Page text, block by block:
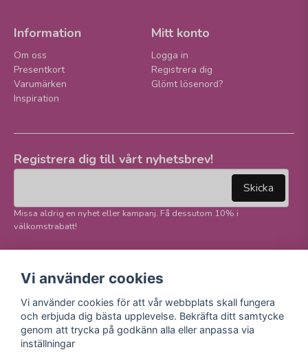
Information
Om oss
Presentkort
Varumärken
Inspiration
Mitt konto
Logga in
Registrera dig
Glömt lösenord?
Registrera dig till vårt nyhetsbrev!
Skicka
Missa aldrig en nyhet eller kampanj. Få dessutom 10% i
välkomstrabatt!
sociala medier!
Facebook
Instagram
Youtube
E-handel
Vi använder cookies
Vi använder cookies för att vår webbplats skall fungera
och erbjuda dig bästa upplevelse. Bekräfta ditt samtycke
genom att trycka på godkänn alla eller anpassa via
inställningar